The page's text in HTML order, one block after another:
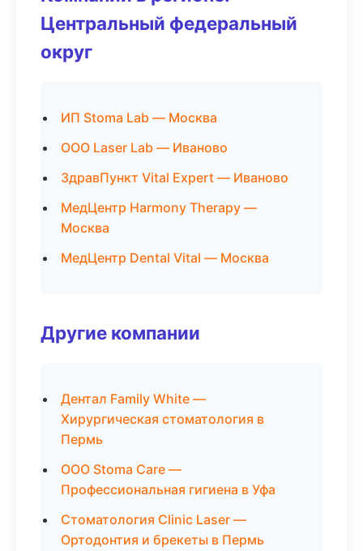
Центральный федеральный
округ
ИП Stoma Lab — Москва
ООО Laser Lab — Иваново
ЗдравПункт Vital Expert — Иваново
МедЦентр Harmony Therapy —
Москва
МедЦентр Dental Vital — Москва
Другие компании
Дентал Family White —
Хирургическая стоматология в
Пермь
ООО Stoma Care —
Профессиональная гигиена в Уфа
Стоматология Clinic Laser —
Ортодонтия и брекеты в Пермь